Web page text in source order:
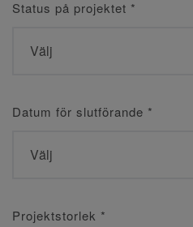
Status på projektet *
Datum för slutförande *
Projektstorlek *